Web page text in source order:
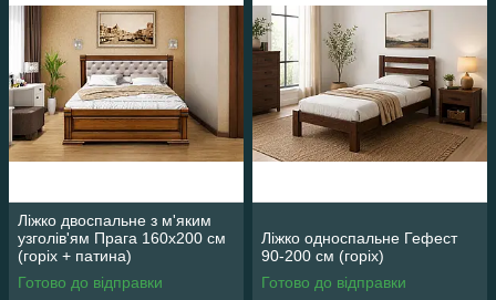
Ліжко двоспальне з м'яким
узголів'ям Прага 160х200 см
(горіх + патина)
Готово до відправки
Ліжко односпальне Гефест
90-200 см (горіх)
Готово до відправки